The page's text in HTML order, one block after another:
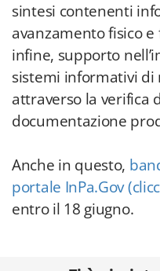
sintesi contenenti
avanzamento fisico
infine, supporto
sistemi informativi di
attraverso la verifica
documentazione
Anche in questo,
portale InPa.Gov
entro il 18 giugno.